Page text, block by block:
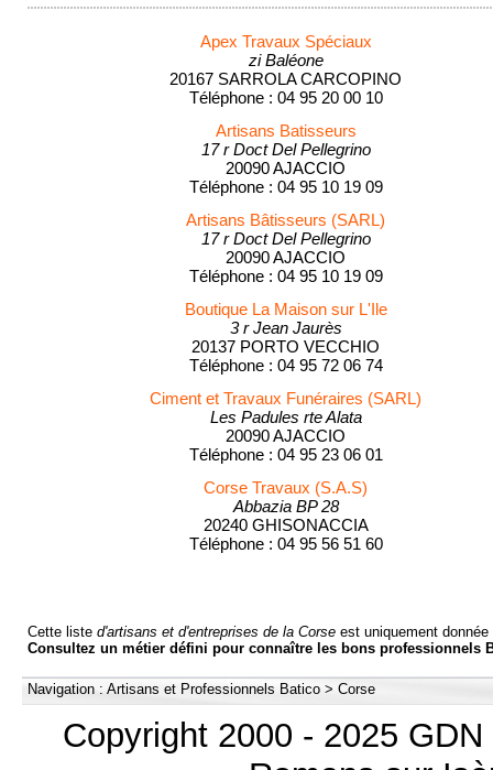
Apex Travaux Spéciaux
zi Baléone
20167 SARROLA CARCOPINO
Téléphone : 04 95 20 00 10
Artisans Batisseurs
17 r Doct Del Pellegrino
20090 AJACCIO
Téléphone : 04 95 10 19 09
Artisans Bâtisseurs (SARL)
17 r Doct Del Pellegrino
20090 AJACCIO
Téléphone : 04 95 10 19 09
Boutique La Maison sur L'Ile
3 r Jean Jaurès
20137 PORTO VECCHIO
Téléphone : 04 95 72 06 74
Ciment et Travaux Funéraires (SARL)
Les Padules rte Alata
20090 AJACCIO
Téléphone : 04 95 23 06 01
Corse Travaux (S.A.S)
Abbazia BP 28
20240 GHISONACCIA
Téléphone : 04 95 56 51 60
Cette liste d'artisans et d'entreprises de la Corse est uniquement
Consultez un métier défini pour connaître les bons professionnels
Navigation : Artisans et Professionnels Batico > Corse
Copyright 2000 - 2025